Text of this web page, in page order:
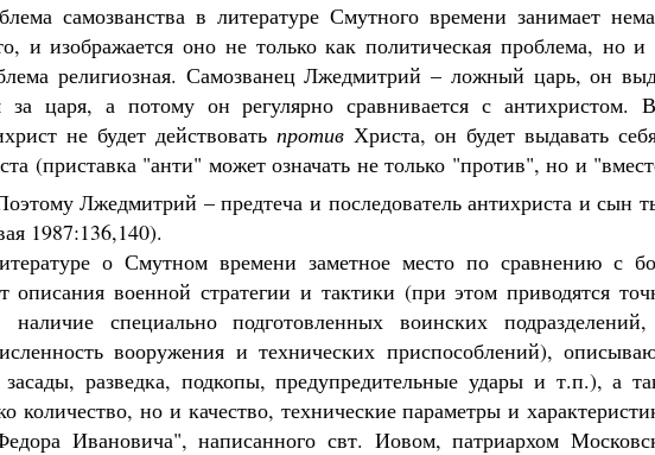
самозванства в литературе Смутного времени занимает
и изображается оно не только как политическая проблема, но и
религиозная. Самозванец Лжедмитрий – ложный царь, он
за царя, а потому он регулярно сравнивается с антихристом.
не будет действовать противХриста, он будет выдавать
(приставка "анти" может означать не только "против", но и
Лжедмитрий – предтеча и последователь антихриста и сын
1987:136,140).
о Смутном времени заметное место по сравнению с
описания военной стратегии и тактики (при этом приводятся
специально подготовленных воинских
вооружения и технических приспособлений),
разведка, подкопы, предупредительные удары и т.п.), а
количество, но и качество, технические параметры и
Ивановича", написанного свт. Иовом, патриархом